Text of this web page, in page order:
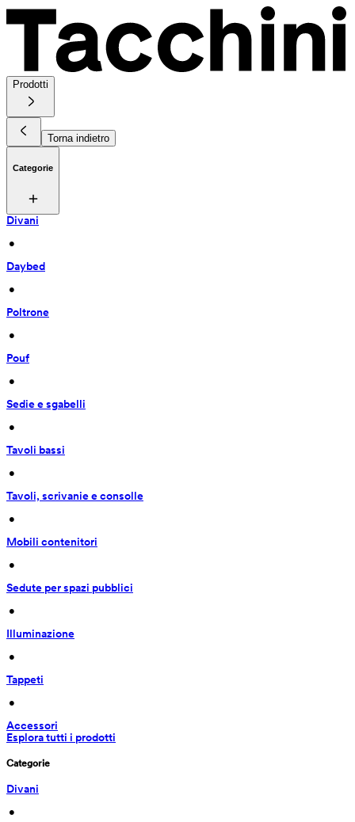
Prodotti
Torna indietro
Categorie
Divani
•
Daybed
•
Poltrone
•
Pouf
•
Sedie e sgabelli
•
Tavoli bassi
•
Tavoli, scrivanie e consolle
•
Mobili contenitori
•
Sedute per spazi pubblici
•
Illuminazione
•
Tappeti
•
Accessori
Esplora tutti i prodotti
Categorie
Divani
•